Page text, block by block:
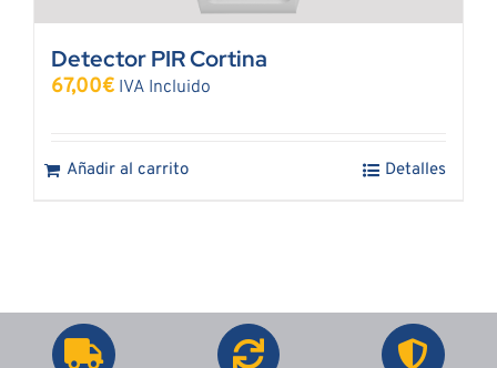
Detector PIR Cortina
67,00€ IVA Incluido
Añadir al carrito Detalles